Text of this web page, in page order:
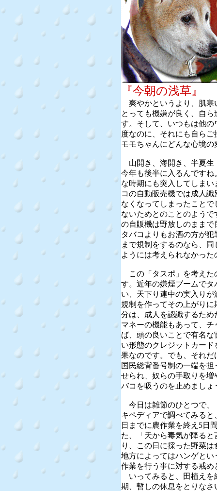
『今朝の浅草』
爽やかというより、肌寒
とっても機嫌が良く、自
す。そして、いつもは他
度なのに、それにも自ら
モモちゃんにどんな心境
山開き、海開き、半夏生
今年も後半に入るんです
な時期にも突入してしま
コの自動販売機では成人
なくなってしまったこと
ないためとのことのよう
の自販機は野放しのまま
タバコよりもお酒の方が
まで規制をするのなら、
ようには考えられなかっ
この「タスポ」を考えた
す。近年の嫌煙ブームで
い、天下り連中の実入り
規制を作ってその上がり
分は、成人を認識するた
マネーの機能もあって、
ば、頭の良いことで有名
い形態のクレジットカー
果なのです。でも、それ
国民総背番号制の一端を
せられ、奴らの手取りを
バコを吸うのを止めましょ
今日は雑節のひとつで、
キペディアで調べてみる
日までに農作業を終え5日
た、「天から毒気が降る
り、この日に採った野菜
地方によってはハンゲと
作業を行う事に対する戒め
いってみると、田植えを
期、暫しの休息をとりな